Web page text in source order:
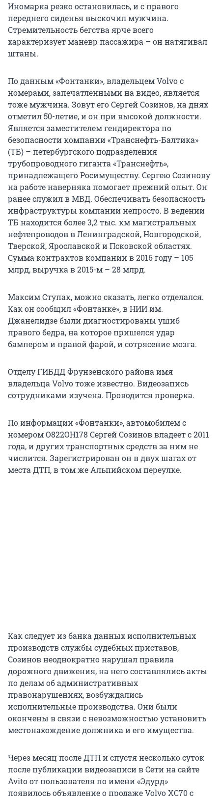
Иномарка резко остановилась, и с правого
переднего сиденья выскочил мужчина.
Стремительность бегства ярче всего
характеризует маневр пассажира – он натягивал
штаны.
По данным «Фонтанки», владельцем Volvo с
номерами, запечатленными на видео, является
тоже мужчина. Зовут его Сергей Созинов, на днях
отметил 50-летие, и он при высокой должности.
Является заместителем гендиректора по
безопасности компании «Транснефть-Балтика»
(ТБ) – петербургского подразделения
трубопроводного гиганта «Транснефть»,
принадлежащего Росимуществу. Сергею Созинову
на работе наверняка помогает прежний опыт. Он
ранее служил в МВД. Обеспечивать безопасность
инфраструктуры компании непросто. В ведении
ТБ находится более 3,2 тыс. км магистральных
нефтепроводов в Ленинградской, Новгородской,
Тверской, Ярославской и Псковской областях.
Сумма контрактов компании в 2016 году – 105
млрд, выручка в 2015-м – 28 млрд.
Максим Ступак, можно сказать, легко отделался.
Как он сообщил «Фонтанке», в НИИ им.
Джанелидзе были диагностированы ушиб
правого бедра, на которое пришелся удар
бампером и правой фарой, и сотрясение мозга.
Отделу ГИБДД Фрунзенского района имя
владельца Volvo тоже известно. Видеозапись
сотрудниками изучена. Проводится проверка.
По информации «Фонтанки», автомобилем с
номером О822ОН178 Сергей Созинов владеет с 2011
года, и других транспортных средств за ним не
числится. Зарегистрирован он в двух шагах от
места ДТП, в том же Альпийском переулке.
Как следует из банка данных исполнительных
производств службы судебных приставов,
Созинов неоднократно нарушал правила
дорожного движения, на него составлялись акты
по делам об административных
правонарушениях, возбуждались
исполнительные производства. Они были
окончены в связи с невозможностью установить
местонахождение должника и его имущества.
Через месяц после ДТП и спустя несколько суток
после публикации видеозаписи в Сети на сайте
Avito от пользователя по имени «Эдурд»
появилось объявление о продаже Volvo XC70 с